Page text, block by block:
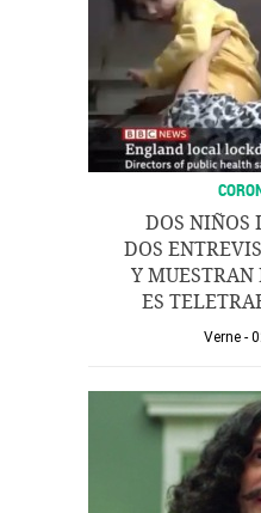
DOS NIÑOS
DOS
Y
ES
Verne